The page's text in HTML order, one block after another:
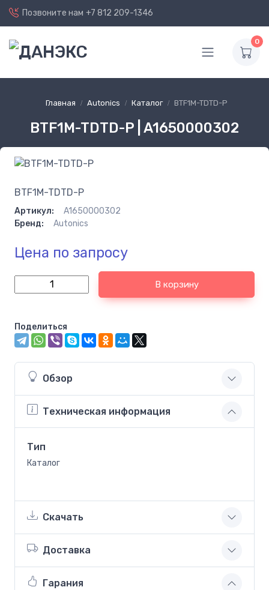
Позвоните нам +7 812 209-1346
0
Главная Autonics Каталог BTF1M-TDTD-P
BTF1M-TDTD-P | A1650000302
BTF1M-TDTD-P
Артикул:
A1650000302
Бренд:
Autonics
Цена по запросу
В корзину
Поделиться
Обзор
Техническая информация
Тип
Каталог
Скачать
Доставка
Гарания